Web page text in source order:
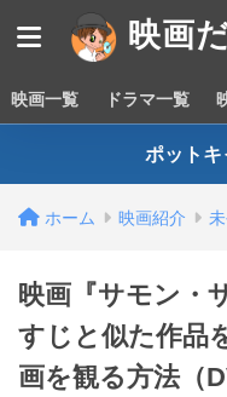
映画
映画一覧 ドラマ一覧
ポットキ
ホーム 映画紹介
映画『サモン・
すじと似た作品
画を観る方法（